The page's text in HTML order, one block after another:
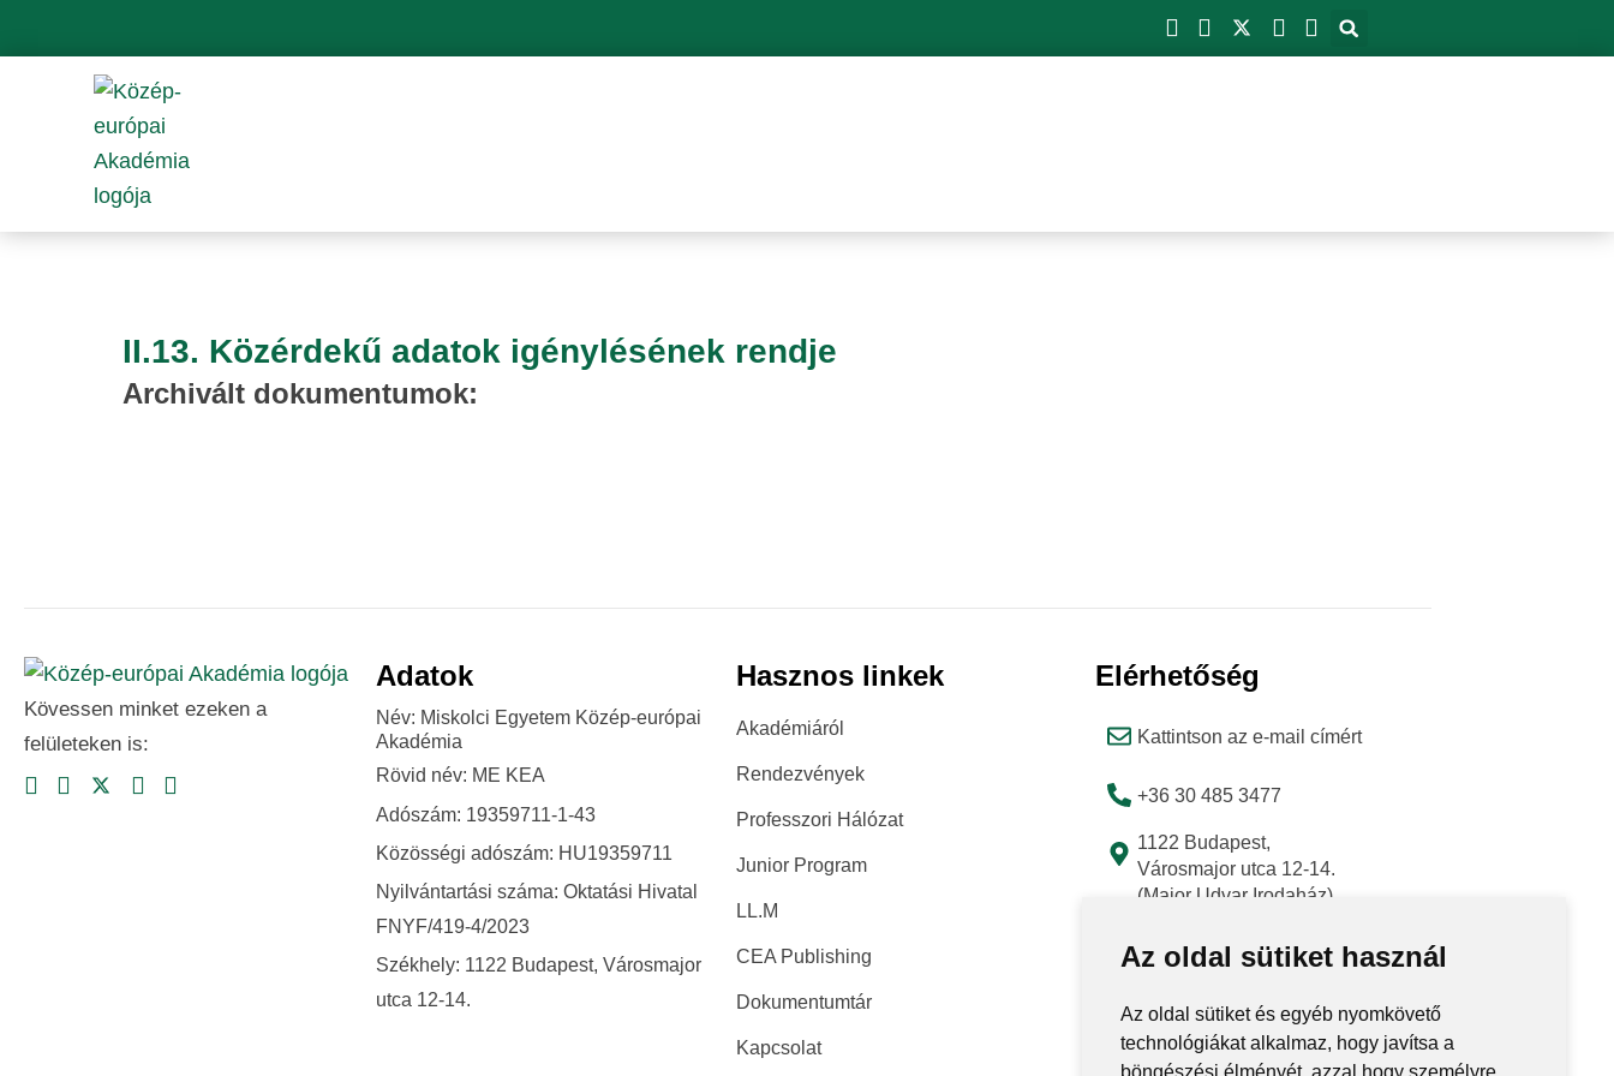
Az oldal sütiket használ
Az oldal sütiket és egyéb nyomkövető
technológiákat alkalmaz, hogy javítsa a
to
II.13. Közérdekű adatok igénylésének rendje
Archivált dokumentumok:
Kövessen minket ezeken a
felületeken is:
Adatok
Név: Miskolci Egyetem Közép-európai
Akadémia
Rövid név: ME KEA
Adószám: 19359711-1-43
Közösségi adószám: HU19359711
Nyilvántartási száma: Oktatási Hivatal
FNYF/419-4/2023
Székhely: 1122 Budapest, Városmajor
utca 12-14.
Hasznos linkek
Akadémiáról
Rendezvények
Professzori Hálózat
Junior Program
LL.M
CEA Publishing
Dokumentumtár
Kapcsolat
Elérhetőség
Kattintson az e-mail címért
+36 30 485 3477
1122 Budapest,
Városmajor utca 12-14.
(Major Udvar Irodaház)